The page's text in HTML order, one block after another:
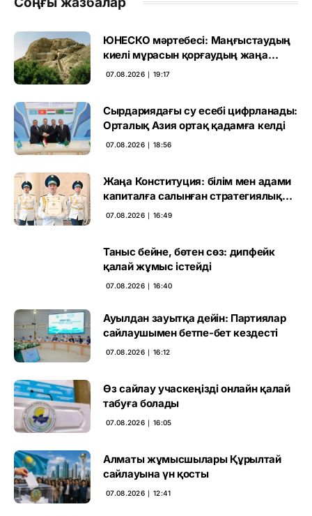
ЮНЕСКО мәртебесі: Маңғыстаудың
киелі мұрасын қорғаудың жаңа
кезеңі басталды
07.08.2026 ∣ 19:17
Сырдариядағы су есебі цифрланады:
Орталық Азия ортақ қадамға келді
07.08.2026 ∣ 18:56
Жаңа Конституция: білім мен адами
капиталға салынған стратегиялық
негіз
07.08.2026 ∣ 16:49
Таныс бейне, бөтен сөз: дипфейк
қалай жұмыс істейді
07.08.2026 ∣ 16:40
Ауылдан зауытқа дейін: Партиялар
сайлаушымен бетпе-бет кездесті
07.08.2026 ∣ 16:12
Өз сайлау учаскеңізді онлайн қалай
табуға болады
07.08.2026 ∣ 16:05
Алматы жұмысшылары Құрылтай
сайлауына үн қосты
07.08.2026 ∣ 12:41